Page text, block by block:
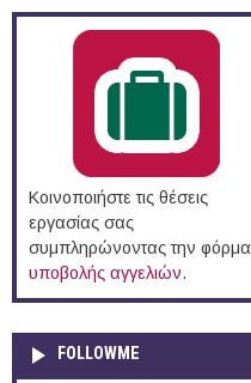
Κοινοποιήστε τις θέσεις
εργασίας σας
συμπληρώνοντας την φόρμα
υποβολής αγγελιών.
FOLLOWME